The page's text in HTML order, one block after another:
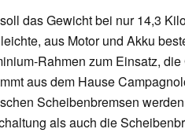
das Gewicht bei nur 14,3
aus Motor und Akku
Rahmen zum Einsatz,
aus dem Hause
Scheibenbremsen
als auch die